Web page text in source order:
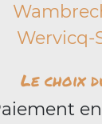
Wervicq-
Le choix